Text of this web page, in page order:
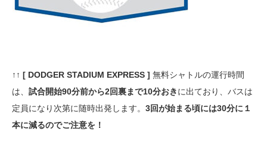
↑↑ [ DODGER STADIUM EXPRESS ] 無料シャトルの運行時間
は、 試合開始90分前から2回裏まで10分おきに出ており、バスは
定員になり次第に随時出発します。 3回が始まる頃には30分に１
本に減るのでご注意を！